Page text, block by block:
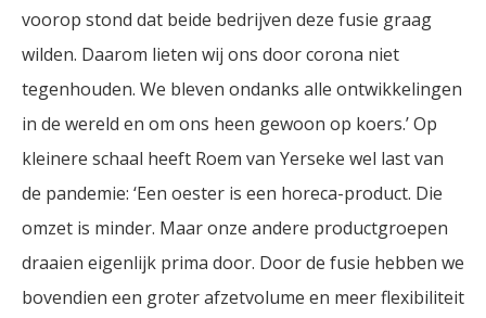
voorop stond dat beide bedrijven deze fusie graag
wilden. Daarom lieten wij ons door corona niet
tegenhouden. We bleven ondanks alle ontwikkelingen
in de wereld en om ons heen gewoon op koers.’ Op
kleinere schaal heeft Roem van Yerseke wel last van
de pandemie: ‘Een oester is een horeca-product. Die
omzet is minder. Maar onze andere productgroepen
draaien eigenlijk prima door. Door de fusie hebben we
bovendien een groter afzetvolume en meer flexibiliteit